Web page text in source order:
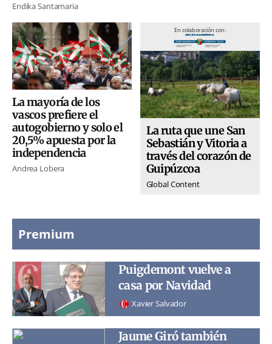
Endika Santamaria
La mayoría de los
vascos prefiere el
autogobierno y solo el
20,5% apuesta por la
independencia
Andrea Lobera
En colaboración con:
La ruta que une San
Sebastián y Vitoria a
través del corazón de
Guipúzcoa
Global Content
Premium
Puigdemont vuelve a
casa por Navidad
Xavier Salvador
Jaume Giró también